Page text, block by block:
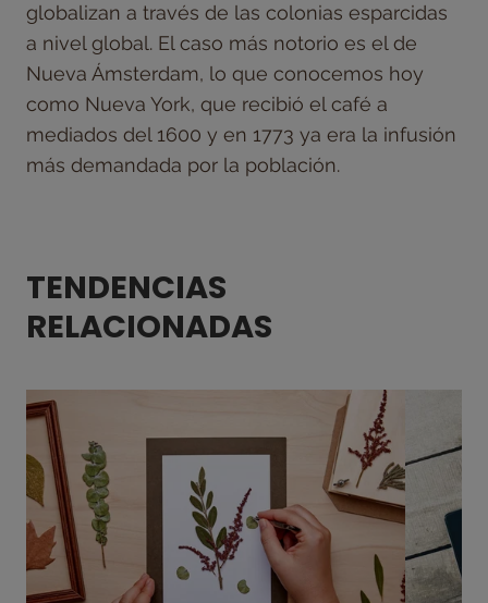
globalizan a través de las colonias esparcidas
a nivel global. El caso más notorio es el de
Nueva Ámsterdam, lo que conocemos hoy
como Nueva York, que recibió el café a
mediados del 1600 y en 1773 ya era la infusión
más demandada por la población.
TENDENCIAS
RELACIONADAS